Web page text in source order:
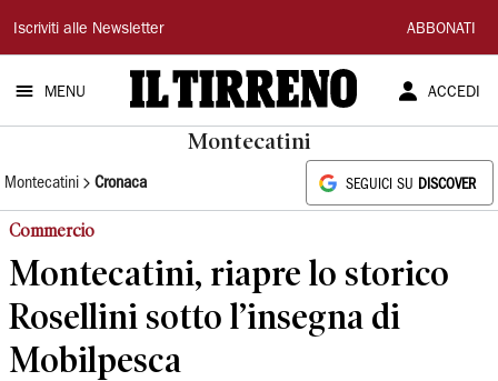
Il
Tirreno
Iscriviti alle Newsletter ABBONATI
MENU ACCEDI
Montecatini
Montecatini Cronaca SEGUICI SU DISCOVER
Commercio
Montecatini, riapre lo storico
Rosellini sotto l’insegna di
Mobilpesca